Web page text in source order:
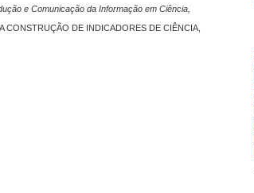
e Comunicação da Informação em Ciência,
CONSTRUÇÃO DE INDICADORES DE CIÊNCIA,